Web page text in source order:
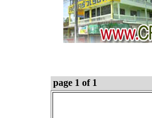
page 1 of 1